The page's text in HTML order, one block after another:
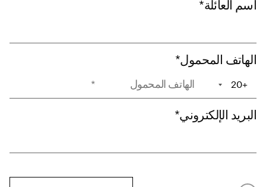
اسم العائلة*
الهاتف المحمول*
+20
+1
البريد الإلكتروني*